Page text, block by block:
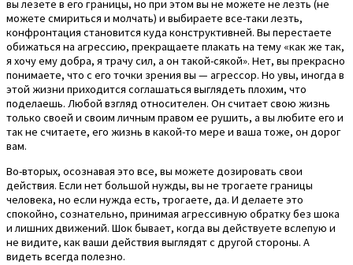
вы лезете в его границы, но при этом вы не можете не лезть (не
можете смириться и молчать) и выбираете все-таки лезть,
конфронтация становится куда конструктивней. Вы перестаете
обижаться на агрессию, прекращаете плакать на тему «как же так,
я хочу ему добра, я трачу сил, а он такой-сякой». Нет, вы прекрасно
понимаете, что с его точки зрения вы — агрессор. Но увы, иногда в
этой жизни приходится соглашаться выглядеть плохим, что
поделаешь. Любой взгляд относителен. Он считает свою жизнь
только своей и своим личным правом ее рушить, а вы любите его и
так не считаете, его жизнь в какой-то мере и ваша тоже, он дорог
вам.
Во-вторых, осознавая это все, вы можете дозировать свои
действия. Если нет большой нужды, вы не трогаете границы
человека, но если нужда есть, трогаете, да. И делаете это
спокойно, сознательно, принимая агрессивную обратку без шока
и лишних движений. Шок бывает, когда вы действуете вслепую и
не видите, как ваши действия выглядят с другой стороны. А
видеть всегда полезно.